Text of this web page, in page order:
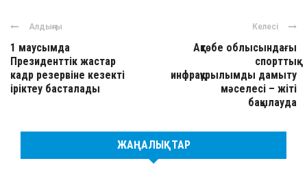
Алдыңғы
1 маусымда
Президенттік жастар
кадр резервіне кезекті
іріктеу басталады
Келесі
Ақтөбе облысындағы
спорттық
инфрақұрылымды дамыту
мәселесі – жіті
бақылауда
ЖАҢАЛЫҚТАР